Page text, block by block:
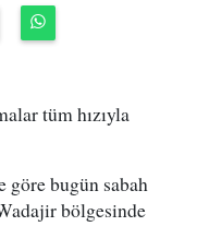
tüm hızıyla
göre bugün sabah
bölgesinde